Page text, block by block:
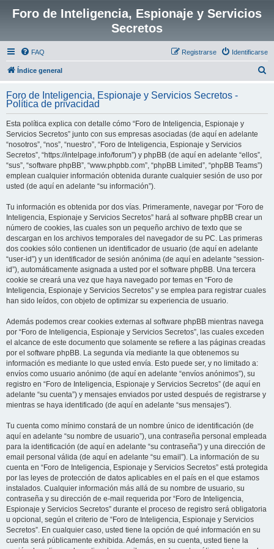
Foro de Inteligencia, Espionaje y Servicios
Secretos
FAQ Identificarse
Registrarse
Índice general
c
Foro de Inteligencia, Espionaje y Servicios Secretos -
Política de privacidad
Esta política explica con detalle cómo “Foro de Inteligencia, Espionaje y
Servicios Secretos” junto con sus empresas asociadas (de aquí en adelante
“nosotros”, “nos”, “nuestro”, “Foro de Inteligencia, Espionaje y Servicios
Secretos”, “https://intelpage.info/forum”) y phpBB (de aquí en adelante “ellos”,
“sus”, “software phpBB”, “www.phpbb.com”, “phpBB Limited”, “phpBB Teams”)
emplean cualquier información obtenida durante cualquier sesión de uso por
usted (de aquí en adelante “su información”).
Tu información es obtenida por dos vías. Primeramente, navegar por “Foro de
Inteligencia, Espionaje y Servicios Secretos” hará al software phpBB crear un
número de cookies, las cuales son un pequeño archivo de texto que se
descargan en los archivos temporales del navegador de su PC. Las primeras
dos cookies sólo contienen un identificador de usuario (de aquí en adelante
“user-id”) y un identificador de sesión anónima (de aquí en adelante “session-
id”), automáticamente asignada a usted por el software phpBB. Una tercera
cookie se creará una vez que haya navegado por temas en “Foro de
Inteligencia, Espionaje y Servicios Secretos” y se emplea para registrar cuales
han sido leídos, con objeto de optimizar su experiencia de usuario.
Además podemos crear cookies externas al software phpBB mientras navega
por “Foro de Inteligencia, Espionaje y Servicios Secretos”, las cuales exceden
el alcance de este documento que solamente se refiere a las páginas creadas
por el software phpBB. La segunda vía mediante la que obtenemos su
información es mediante lo que usted envía. Esto puede ser, y no limitado a:
envíos como usuario anónimo (de aquí en adelante “envíos anónimos”), su
registro en “Foro de Inteligencia, Espionaje y Servicios Secretos” (de aquí en
adelante “su cuenta”) y mensajes enviados por usted después de registrarse y
mientras se haya identificado (de aquí en adelante “sus mensajes”).
Tu cuenta como mínimo constará de un nombre único de identificación (de
aquí en adelante “su nombre de usuario”), una contraseña personal empleada
para la identificación (de aquí en adelante “su contraseña”) y una dirección de
email personal válida (de aquí en adelante “su email”). La información de su
cuenta en “Foro de Inteligencia, Espionaje y Servicios Secretos” está protegida
por las leyes de protección de datos aplicables en el país en el que estamos
instalados. Cualquier información más allá de su nombre de usuario, su
contraseña y su dirección de e-mail requerida por “Foro de Inteligencia,
Espionaje y Servicios Secretos” durante el proceso de registro será obligatoria
u opcional, según el criterio de “Foro de Inteligencia, Espionaje y Servicios
Secretos”. En cualquier caso, usted tiene la opción de qué información en su
cuenta será públicamente exhibida. Además, en su cuenta, usted tiene la